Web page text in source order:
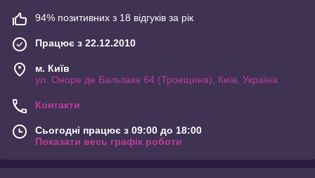
94% позитивних з 18 відгуків за рік
Працює з 22.12.2010
м. Київ
ул. Оноре де Бальзака 64 (Троещина), Київ, Україна
Контакти
Сьогодні працює з 09:00 до 18:00
Показати весь графік роботи